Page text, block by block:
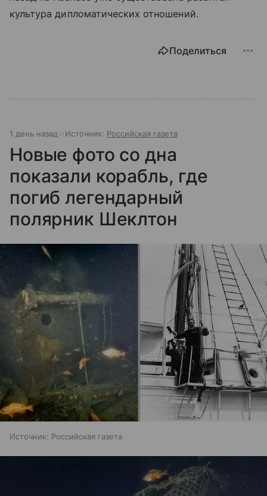
культура дипломатических отношений.
Поделиться
1 день назад Источник: Российская газета
Новые фото со дна
показали корабль, где
погиб легендарный
полярник Шеклтон
Источник: Российская газета